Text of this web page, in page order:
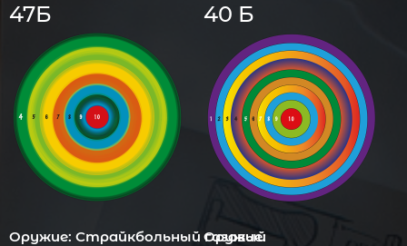
47Б
Оружие: Страйкбольный газовый
40 Б
Оружие: